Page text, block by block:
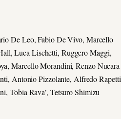
De Leo, Fabio De Vivo, Marcello
Luca Lischetti, Ruggero Maggi,
Marcello Morandini, Renzo Nucara
Antonio Pizzolante, Alfredo Rapetti
Tobia Rava’, Tetsuro Shimizu